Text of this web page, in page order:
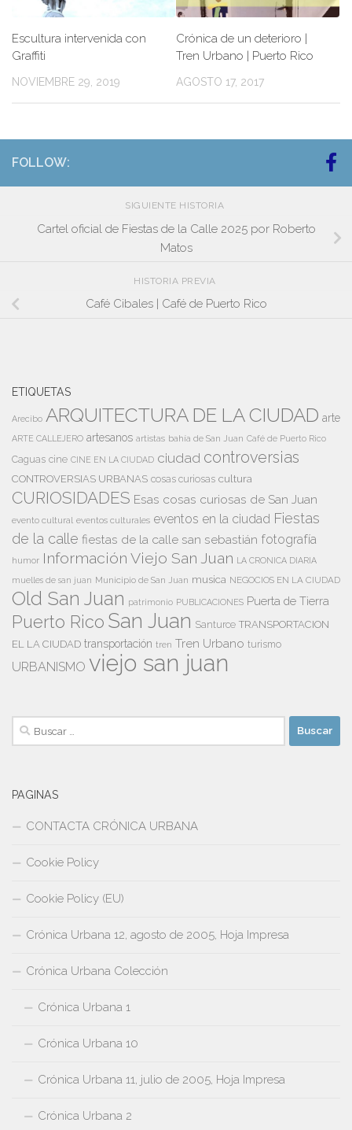
Escultura intervenida con
Graffiti
NOVIEMBRE 29, 2019
Crónica de un deterioro |
Tren Urbano | Puerto Rico
AGOSTO 17, 2017
FOLLOW:
SIGUIENTE HISTORIA
Cartel oficial de Fiestas de la Calle 2025 por Roberto
Matos
HISTORIA PREVIA
Café Cibales | Café de Puerto Rico
ETIQUETAS
Arecibo ARQUITECTURA DE LA CIUDAD arte
ARTE CALLEJERO artesanos artistas bahía de San Juan Café de Puerto Rico
Caguas cine CINE EN LA CIUDAD ciudad controversias
CONTROVERSIAS URBANAS cosas curiosas cultura
CURIOSIDADES Esas cosas curiosas de San Juan
evento cultural eventos culturales eventos en la ciudad Fiestas
de la calle fiestas de la calle san sebastián fotografía
humor Información Viejo San Juan LA CRONICA DIARIA
muelles de san juan Municipio de San Juan musica NEGOCIOS EN LA CIUDAD
Old San Juan patrimonio PUBLICACIONES Puerta de Tierra
Puerto Rico San Juan Santurce TRANSPORTACION
EL LA CIUDAD transportación tren Tren Urbano turismo
URBANISMO viejo san juan
Buscar:
PAGINAS
CONTACTA CRÓNICA URBANA
Cookie Policy
Cookie Policy (EU)
Crónica Urbana 12, agosto de 2005, Hoja Impresa
Crónica Urbana Colección
Crónica Urbana 1
Crónica Urbana 10
Crónica Urbana 11, julio de 2005, Hoja Impresa
Crónica Urbana 2